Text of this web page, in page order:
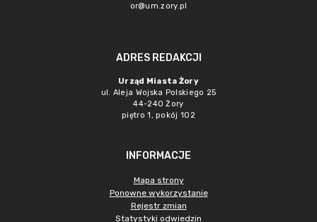
or@um.zory.pl
ADRES REDAKCJI
Urząd Miasta Żory
ul. Aleja Wojska Polskiego 25
44-240 Żory
piętro 1, pokój 102
INFORMACJE
Mapa strony
Ponowne wykorzystanie
Rejestr zmian
Statystyki odwiedzin